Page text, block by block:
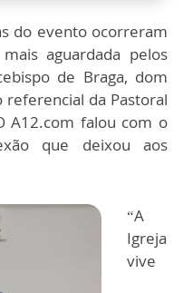
do evento ocorreram
aguardada pelos
de Braga, dom
referencial da Pastoral
A12.com falou com o
que deixou aos
“A
Igreja
vive